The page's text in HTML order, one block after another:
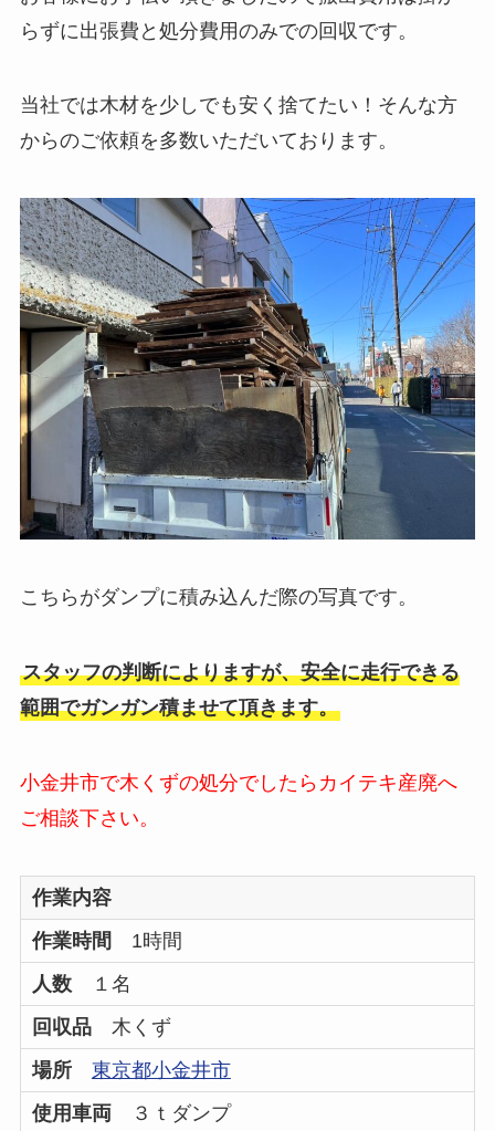
らずに出張費と処分費用のみでの回収です。
当社では木材を少しでも安く捨てたい！そんな方
からのご依頼を多数いただいております。
こちらがダンプに積み込んだ際の写真です。
スタッフの判断によりますが、安全に走行できる
範囲でガンガン積ませて頂きます。
小金井市で木くずの処分でしたらカイテキ産廃へ
ご相談下さい。
作業内容
作業時間 1時間
人数１名
回収品木くず
場所
東京都小金井市
使用車両３ｔダンプ